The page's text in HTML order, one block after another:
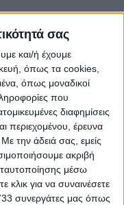
σας
και/ή έχουμε
όπως τα cookies,
όπως μοναδικοί
που
διαφημίσεις
περιεχομένου, έρευνα
Με την άδειά σας, εμείς
ακριβή
μέσω
για να συναινέσετε
συνεργάτες μας όπως
δεν υπάρχει.